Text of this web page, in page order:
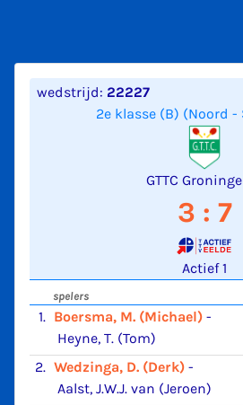
wedstrijd: 22227
2e klasse (B) (Noord -
GTTC
3 : 7
Actief 1
spelers
1. Boersma, M. (Michael) -
Heyne, T. (Tom)
2. Wedzinga, D. (Derk) -
Aalst, J.W.J. van (Jeroen)